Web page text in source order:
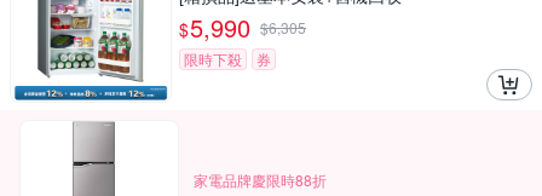
$5,990 $6,305
限時下殺
券
家電品牌慶限時88折